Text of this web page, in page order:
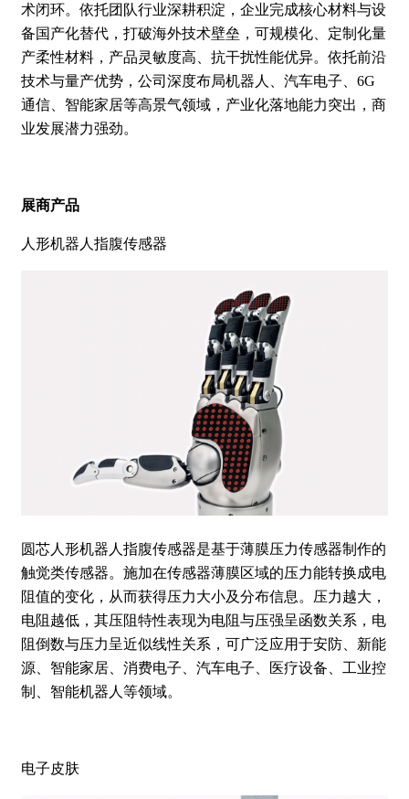
术闭环。依托团队行业深耕积淀，企业完成核心材料与设
备国产化替代，打破海外技术壁垒，可规模化、定制化量
产柔性材料，产品灵敏度高、抗干扰性能优异。依托前沿
技术与量产优势，公司深度布局机器人、汽车电子、6G
通信、智能家居等高景气领域，产业化落地能力突出，商
业发展潜力强劲。
展商产品
人形机器人指腹传感器
圆芯人形机器人指腹传感器是基于薄膜压力传感器制作的
触觉类传感器。施加在传感器薄膜区域的压力能转换成电
阻值的变化，从而获得压力大小及分布信息。压力越大，
电阻越低，其压阻特性表现为电阻与压强呈函数关系，电
阻倒数与压力呈近似线性关系，可广泛应用于安防、新能
源、智能家居、消费电子、汽车电子、医疗设备、工业控
制、智能机器人等领域。
电子皮肤